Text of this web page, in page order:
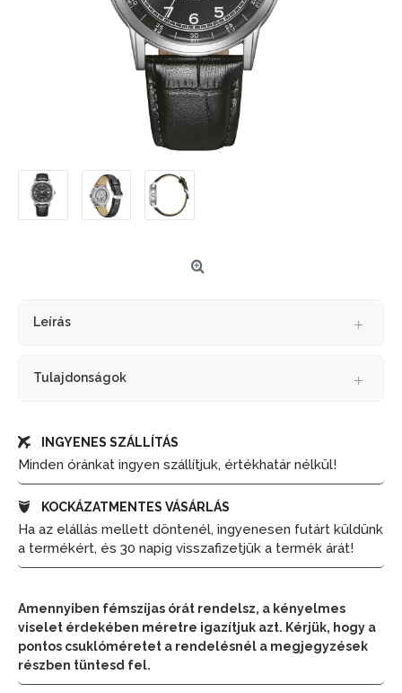
Leírás
Tulajdonságok
INGYENES SZÁLLÍTÁS
Minden óránkat ingyen szállítjuk, értékhatár nélkül!
KOCKÁZATMENTES VÁSÁRLÁS
Ha az elállás mellett döntenél, ingyenesen futárt küldünk
a termékért, és 30 napig visszafizetjük a termék árát!
Amennyiben fémszíjas órát rendelsz, a kényelmes
viselet érdekében méretre igazítjuk azt. Kérjük, hogy a
pontos csuklóméretet a rendelésnél a megjegyzések
részben tüntesd fel.